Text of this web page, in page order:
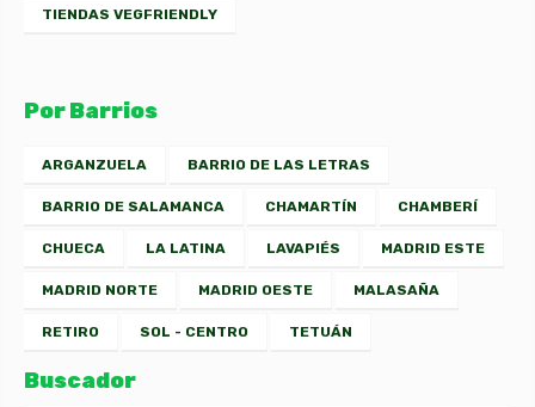
TIENDAS VEGFRIENDLY
Por Barrios
ARGANZUELA BARRIO DE LAS LETRAS
BARRIO DE SALAMANCA CHAMARTÍN CHAMBERÍ
CHUECA LA LATINA LAVAPIÉS MADRID ESTE
MADRID NORTE MADRID OESTE MALASAÑA
RETIRO SOL - CENTRO TETUÁN
Buscador